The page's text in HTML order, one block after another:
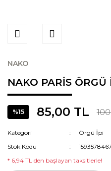
NAKO
NAKO PARİS ÖRGÜ
%15 85,00 TL
Kategori
Örgü İpi
Stok Kodu
* 6,94 TL den başlayan taksitlerle!